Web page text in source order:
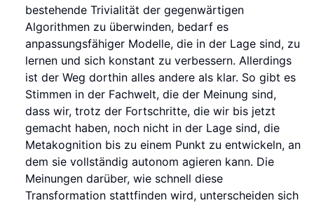
bestehende Trivialität der gegenwärtigen
Algorithmen zu überwinden, bedarf es
anpassungsfähiger Modelle, die in der Lage sind, zu
lernen und sich konstant zu verbessern. Allerdings
ist der Weg dorthin alles andere als klar. So gibt es
Stimmen in der Fachwelt, die der Meinung sind,
dass wir, trotz der Fortschritte, die wir bis jetzt
gemacht haben, noch nicht in der Lage sind, die
Metakognition bis zu einem Punkt zu entwickeln, an
dem sie vollständig autonom agieren kann. Die
Meinungen darüber, wie schnell diese
Transformation stattfinden wird, unterscheiden sich